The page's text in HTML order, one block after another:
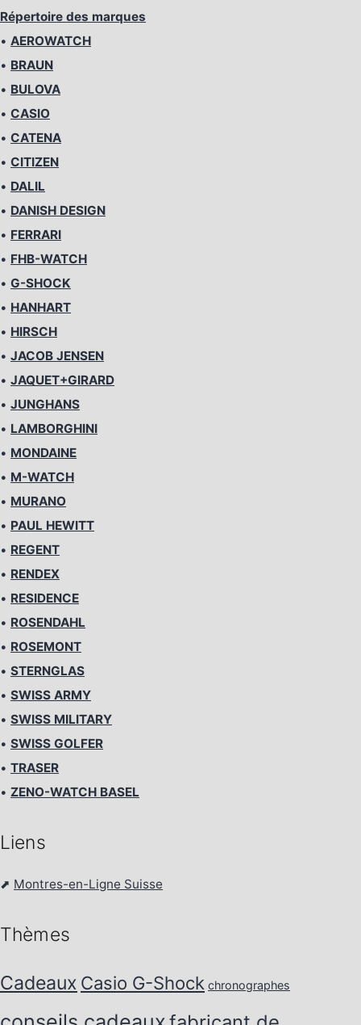
Répertoire des marques
• AEROWATCH
• BRAUN
• BULOVA
• CASIO
• CATENA
• CITIZEN
• DALIL
• DANISH DESIGN
• FERRARI
• FHB-WATCH
• G-SHOCK
• HANHART
• HIRSCH
• JACOB JENSEN
• JAQUET+GIRARD
• JUNGHANS
• LAMBORGHINI
• MONDAINE
• M-WATCH
• MURANO
• PAUL HEWITT
• REGENT
• RENDEX
• RESIDENCE
• ROSENDAHL
• ROSEMONT
• STERNGLAS
• SWISS ARMY
• SWISS MILITARY
• SWISS GOLFER
• TRASER
• ZENO-WATCH BASEL
Liens
⬈ Montres-en-Ligne Suisse
Thèmes
Cadeaux Casio G-Shock chronographes